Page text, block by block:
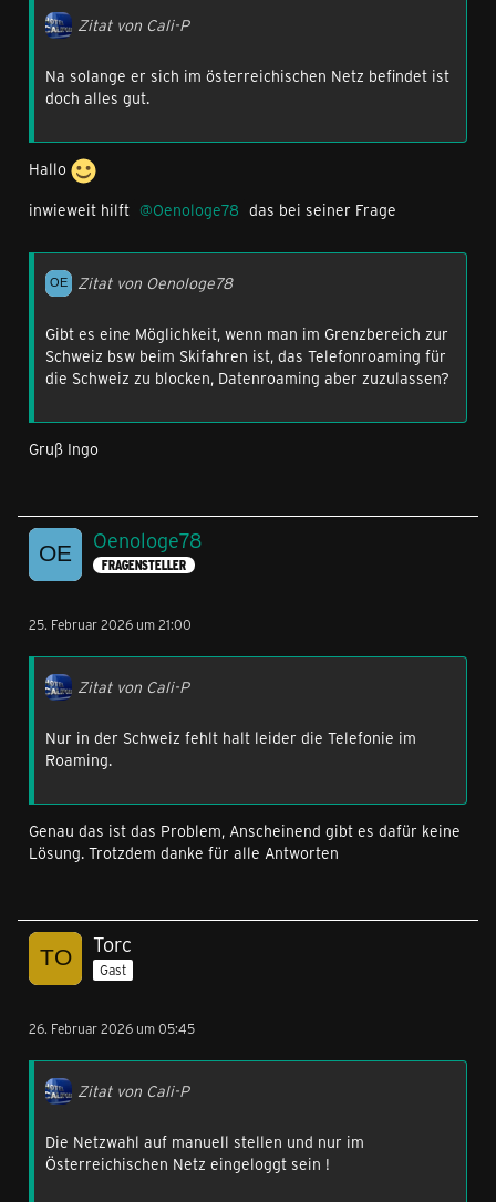
Zitat von Cali-P
Na solange er sich im österreichischen Netz befindet ist
doch alles gut.
Hallo
inwieweit hilft
Oenologe78 das bei seiner Frage
Zitat von Oenologe78
Gibt es eine Möglichkeit, wenn man im Grenzbereich zur
Schweiz bsw beim Skifahren ist, das Telefonroaming für
die Schweiz zu blocken, Datenroaming aber zuzulassen?
Gruß Ingo
Oenologe78
FRAGENSTELLER
25. Februar 2026 um 21:00
Zitat von Cali-P
Nur in der Schweiz fehlt halt leider die Telefonie im
Roaming.
Genau das ist das Problem, Anscheinend gibt es dafür keine
Lösung. Trotzdem danke für alle Antworten
Torc
Gast
26. Februar 2026 um 05:45
Zitat von Cali-P
Die Netzwahl auf manuell stellen und nur im
Österreichischen Netz eingeloggt sein !